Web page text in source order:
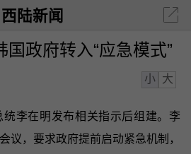
西陆新闻
政府转入“应急模式”
小 大
统李在明发布相关指示后组建。李
议，要求政府提前启动紧急机制，